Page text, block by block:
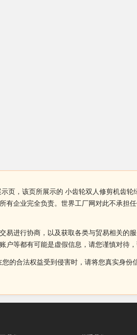
页，该页所展示的 小齿轮双人修剪机齿
企业完全负责。世界工厂网对此不承担
易进行协商，以及获取各类与贸易相关的
等都有可能是虚假信息，请您谨慎对待
的合法权益受到侵害时，请将您真实身